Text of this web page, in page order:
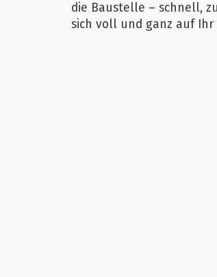
die Baustelle – schnell,
sich voll und ganz auf